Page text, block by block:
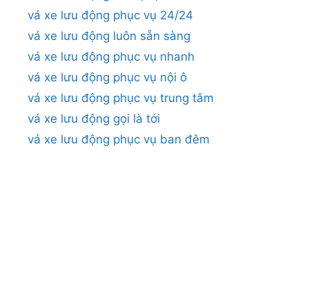
vá xe lưu động phục vụ 24/24
vá xe lưu động luôn sẵn sàng
vá xe lưu động phục vụ nhanh
vá xe lưu động phục vụ nội ô
vá xe lưu động phục vụ trung tâm
vá xe lưu động gọi là tới
vá xe lưu động phục vụ ban đêm